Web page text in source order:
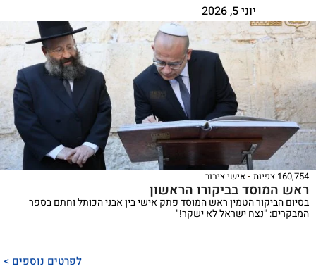
יוני 5, 2026
160,754 צפיות אישי ציבור
ראש המוסד בביקורו הראשון
בסיום הביקור הטמין ראש המוסד פתק אישי בין אבני הכותל וחתם בספר
המבקרים: "נצח ישראל לא ישקר!"
לפרטים נוספים >